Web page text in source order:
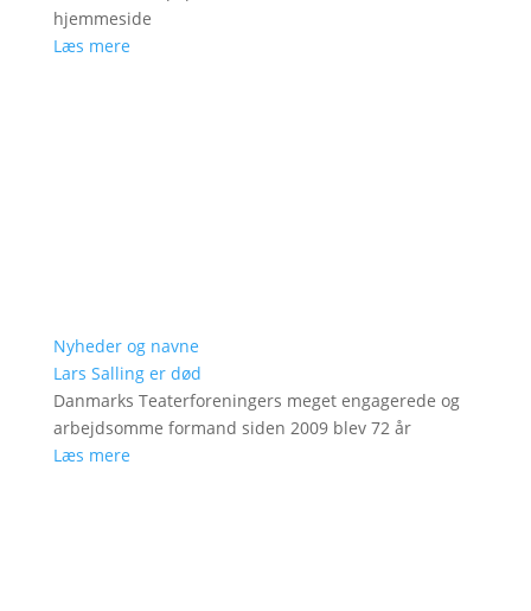
hjemmeside
Læs mere
Nyheder og navne
Lars Salling er død
Danmarks Teaterforeningers meget engagerede og
arbejdsomme formand siden 2009 blev 72 år
Læs mere